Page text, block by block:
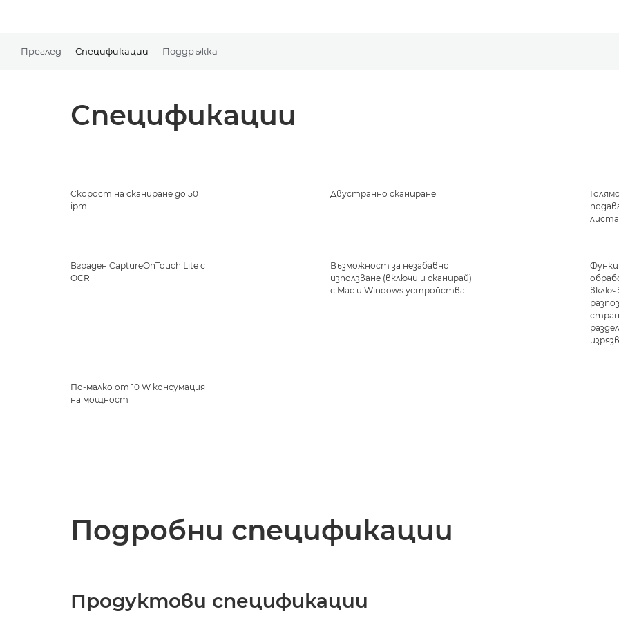
Преглед Спецификации Поддръжка
Спецификации
Скорост на сканиране до 50
ipm
Двустранно сканиране
листа
Вграден CaptureOnTouch Lite с
OCR
Възможност за незабавно
използване (включи и сканирай)
с Mac и Windows устройства
По-малко от 10 W консумация
на мощност
Подробни спецификации
Продуктови спецификации